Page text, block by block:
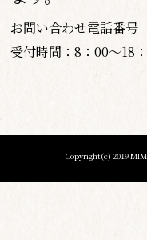
お問い合わせ電話番号
受付時間：8：00～18
Copyright(c) 2019